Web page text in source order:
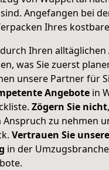
Angefangen bei
Ihres
Ihren
was Sie zuerst
unsere Partner für
Angebote in
Zögern Sie nicht
Anspruch zu nehmen
Vertrauen Sie
in der